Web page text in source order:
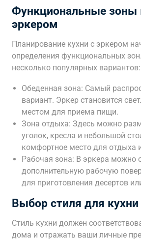
Функциональные зоны
эркером
Планирование кухни с эркером
определения функциональных
несколько популярных вариантов:
Обеденная зона: Самый
вариант. Эркер становится
местом для приема пищи.
Зона отдыха: Здесь можно
уголок, кресла и небольшой
комфортное место для отдыха
Рабочая зона: В эркера можно
дополнительную рабочую
для приготовления десертов
Выбор стиля для
Стиль кухни должен
дома и отражать ваши личные